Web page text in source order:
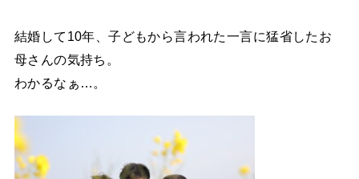
結婚して10年、子どもから言われた一言に猛省したお
母さんの気持ち。
わかるなぁ…。